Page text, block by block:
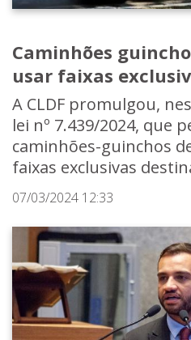
Caminhões
usar faixas
A CLDF promulgou,
lei nº 7.439/2024, que
caminhões-guinchos
faixas exclusivas
07/03/2024 12:33